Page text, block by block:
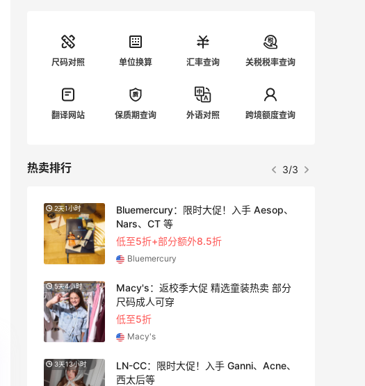
尺码对照 单位换算 汇率查询 关税税率查询
翻译网站 保质期查询 外语对照 跨境额度查询
热卖排行 3/3
2天1小时
Bluemercury：限时大促！入手 Aesop、
Nars、CT 等
低至5折+部分额外8.5折
Bluemercury
5天4小时
Macy's：返校季大促 精选童装热卖 部分
尺码成人可穿
低至5折
Macy's
3天13小时
LN-CC：限时大促！入手 Ganni、Acne、
西太后等